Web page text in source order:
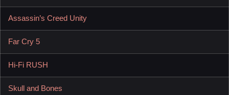
Assassin’s Creed Unity
Far Cry 5
Hi-Fi RUSH
Skull and Bones